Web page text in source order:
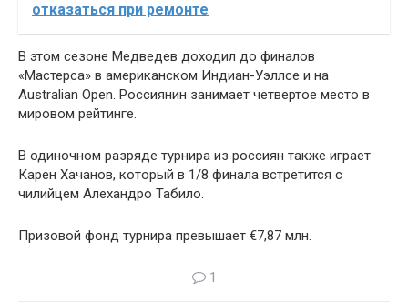
отказаться при ремонте
В этом сезоне Медведев доходил до финалов
«Мастерса» в американском Индиан-Уэллсе и на
Australian Open. Россиянин занимает четвертое место в
мировом рейтинге.
В одиночном разряде турнира из россиян также играет
Карен Хачанов, который в 1/8 финала встретится с
чилийцем Алехандро Табило.
Призовой фонд турнира превышает €7,87 млн.
1